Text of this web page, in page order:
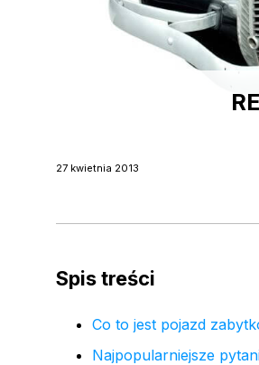
27 kwietnia 2013
Spis treści
Co to jest pojazd
Najpopularniejsze